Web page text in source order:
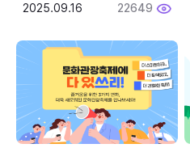
2025.09.16 22649